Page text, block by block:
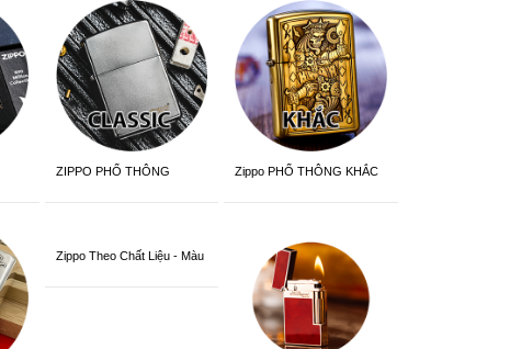
ZIPPO PHỔ THÔNG Zippo PHỔ THÔNG KHẮC
Zippo Theo Chất Liệu - Màu